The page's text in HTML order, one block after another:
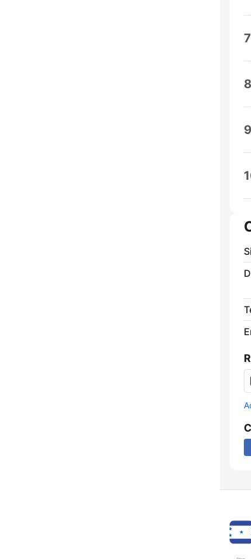
7
8
9